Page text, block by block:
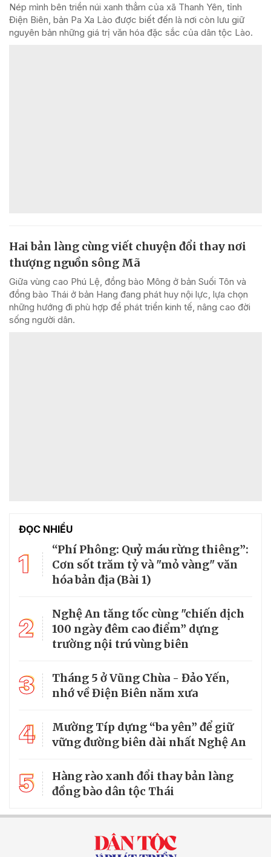
Nép mình bên triền núi xanh thẳm của xã Thanh Yên, tỉnh
Điện Biên, bản Pa Xa Lào được biết đến là nơi còn lưu giữ
nguyên bản những giá trị văn hóa đặc sắc của dân tộc Lào.
Hai bản làng cùng viết chuyện đổi thay nơi
thượng nguồn sông Mã
Giữa vùng cao Phú Lệ, đồng bào Mông ở bản Suối Tôn và
đồng bào Thái ở bản Hang đang phát huy nội lực, lựa chọn
những hướng đi phù hợp để phát triển kinh tế, nâng cao đời
sống người dân.
ĐỌC NHIỀU
1
“Phí Phông: Quỷ máu rừng thiêng”:
Cơn sốt trăm tỷ và "mỏ vàng" văn
hóa bản địa (Bài 1)
2
Nghệ An tăng tốc cùng "chiến dịch
100 ngày đêm cao điểm” dựng
trường nội trú vùng biên
3
Tháng 5 ở Vũng Chùa - Đảo Yến,
nhớ về Điện Biên năm xưa
4
Mường Típ dựng “ba yên” để giữ
vững đường biên dài nhất Nghệ An
5
Hàng rào xanh đổi thay bản làng
đồng bào dân tộc Thái